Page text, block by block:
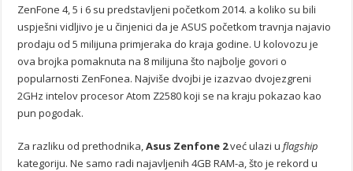
ZenFone 4, 5 i 6 su predstavljeni početkom 2014. a koliko su bili
uspješni vidljivo je u činjenici da je ASUS početkom travnja najavio
prodaju od 5 milijuna primjeraka do kraja godine. U kolovozu je
ova brojka pomaknuta na 8 milijuna što najbolje govori o
popularnosti ZenFonea. Najviše dvojbi je izazvao dvojezgreni
2GHz intelov procesor Atom Z2580 koji se na kraju pokazao kao
pun pogodak.
Za razliku od prethodnika,Asus Zenfone 2već ulazi uflagship
kategoriju. Ne samo radi najavljenih 4GB RAM-a, što je rekord u